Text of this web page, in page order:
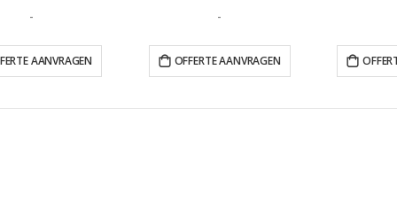
-
AANVRAGEN
-
OFFERTE AANVRAGEN